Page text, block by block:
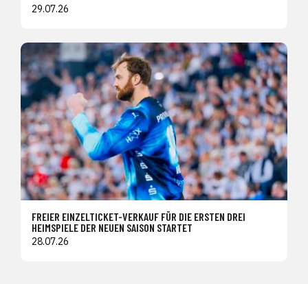
29.07.26
FREIER EINZELTICKET-VERKAUF FÜR DIE ERSTEN DREI
HEIMSPIELE DER NEUEN SAISON STARTET
28.07.26